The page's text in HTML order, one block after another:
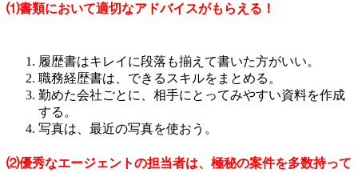
⑴書類において適切なアドバイスがもらえる！
履歴書はキレイに段落も揃えて書いた方がいい。
職務経歴書は、できるスキルをまとめる。
勤めた会社ごとに、相手にとってみやすい資料を作成
する。
写真は、最近の写真を使おう。
⑵優秀なエージェントの担当者は、極秘の案件を多数持って